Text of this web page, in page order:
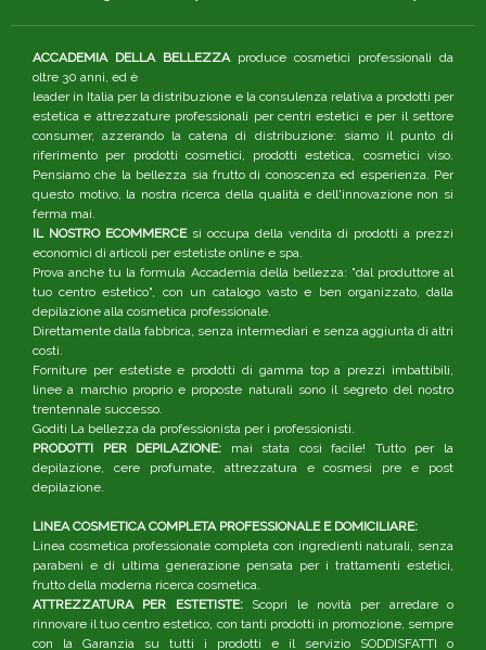
ACCADEMIA DELLA BELLEZZAproduce cosmetici professionali da
oltre 30 anni, ed è
leader in Italia per la distribuzione e la consulenza relativa a prodotti per
estetica e attrezzature professionali per centri estetici e per il settore
consumer, azzerando la catena di distribuzione: siamo il punto di
riferimento per prodotti cosmetici, prodotti estetica, cosmetici viso.
Pensiamo che la bellezza sia frutto di conoscenza ed esperienza. Per
questo motivo, la nostra ricerca della qualità e dell'innovazione non si
ferma mai.
IL NOSTRO ECOMMERCEsi occupa della vendita di prodotti a prezzi
economici di articoli per estetiste online e spa.
Prova anche tu la formula Accademia della bellezza: "dal produttore al
tuo centro estetico", con un catalogo vasto e ben organizzato, dalla
depilazione alla cosmetica professionale.
Direttamente dalla fabbrica, senza intermediari e senza aggiunta di altri
costi.
Forniture per estetiste e prodotti di gamma top a prezzi imbattibili,
linee a marchio proprio e proposte naturali sono il segreto del nostro
trentennale successo.
Goditi La bellezza da professionista per i professionisti.
PRODOTTI PER DEPILAZIONE: mai stata così facile! Tutto per la
depilazione, cere profumate, attrezzatura e cosmesi pre e post
depilazione.
LINEA COSMETICA COMPLETA PROFESSIONALE E DOMICILIARE:
Linea cosmetica professionale completa con ingredienti naturali, senza
parabeni e di ultima generazione pensata per i trattamenti estetici,
frutto della moderna ricerca cosmetica.
ATTREZZATURA PER ESTETISTE:Scopri le novità per arredare o
rinnovare il tuo centro estetico, con tanti prodotti in promozione, sempre
con la Garanzia su tutti i prodotti e il servizio SODDISFATTI o